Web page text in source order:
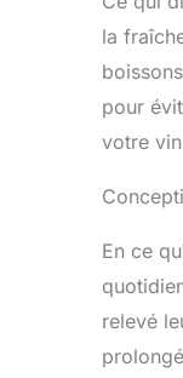
la
pour
votre
En ce
relevé